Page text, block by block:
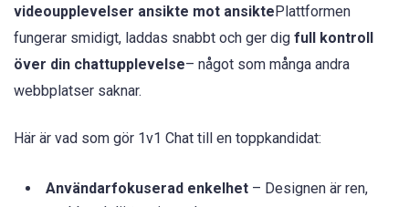
videoupplevelser ansikte mot ansiktePlattformen
fungerar smidigt, laddas snabbt och ger dig full kontroll
över din chattupplevelse– något som många andra
webbplatser saknar.
Här är vad som gör 1v1 Chat till en toppkandidat:
Användarfokuserad enkelhet – Designen är ren,